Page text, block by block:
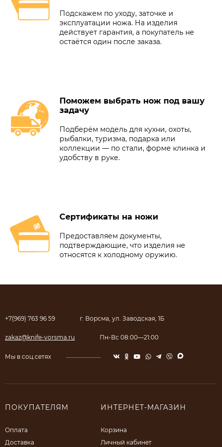
Подскажем по уходу, заточке и
эксплуатации ножа. На изделия
действует гарантия, а покупатель не
остаётся один после заказа.
Поможем выбрать нож под вашу
задачу
Подберём модель для кухни, охоты,
рыбалки, туризма, подарка или
коллекции — по стали, форме клинка и
удобству в руке.
Сертификаты на ножи
Предоставляем документы,
подтверждающие, что изделия не
относятся к холодному оружию.
+7(969) 763 96 59 г. Ворсма, ул. Заводская, 1Б
zakaz@knife-vorsma.ru Пн-Вс 08:00—21:00
Мы в соц.сетях
ПОКУПАТЕЛЯМ
Оплата
Доставка
ИНТЕРНЕТ-МАГАЗИН
Корзина
Личный кабинет